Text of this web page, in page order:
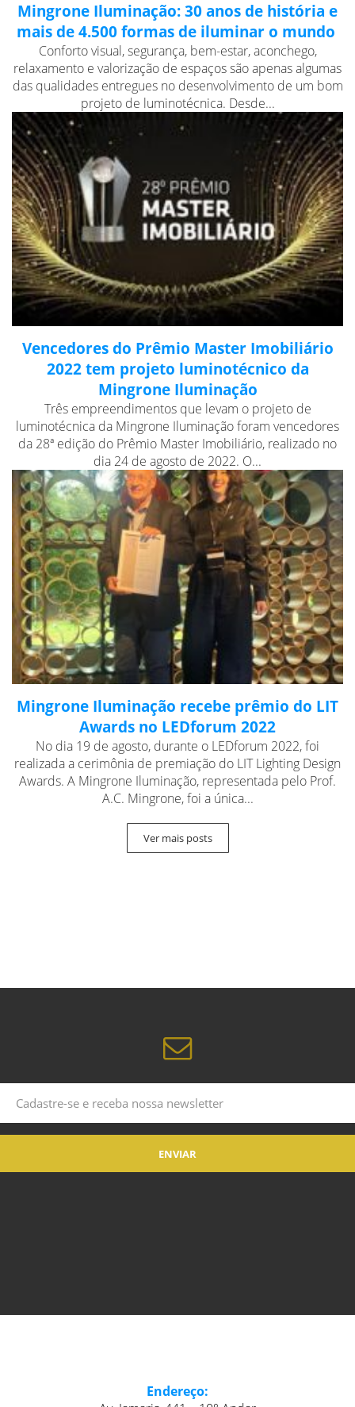
Mingrone Iluminação: 30 anos de história e
mais de 4.500 formas de iluminar o mundo
Conforto visual, segurança, bem-estar, aconchego,
relaxamento e valorização de espaços são apenas algumas
das qualidades entregues no desenvolvimento de um bom
projeto de luminotécnica. Desde...
Vencedores do Prêmio Master Imobiliário
2022 tem projeto luminotécnico da
Mingrone Iluminação
Três empreendimentos que levam o projeto de
luminotécnica da Mingrone Iluminação foram vencedores
da 28ª edição do Prêmio Master Imobiliário, realizado no
dia 24 de agosto de 2022. O...
Mingrone Iluminação recebe prêmio do LIT
Awards no LEDforum 2022
No dia 19 de agosto, durante o LEDforum 2022, foi
realizada a cerimônia de premiação do LIT Lighting Design
Awards. A Mingrone Iluminação, representada pelo Prof.
A.C. Mingrone, foi a única...
Ver mais posts
Endereço: